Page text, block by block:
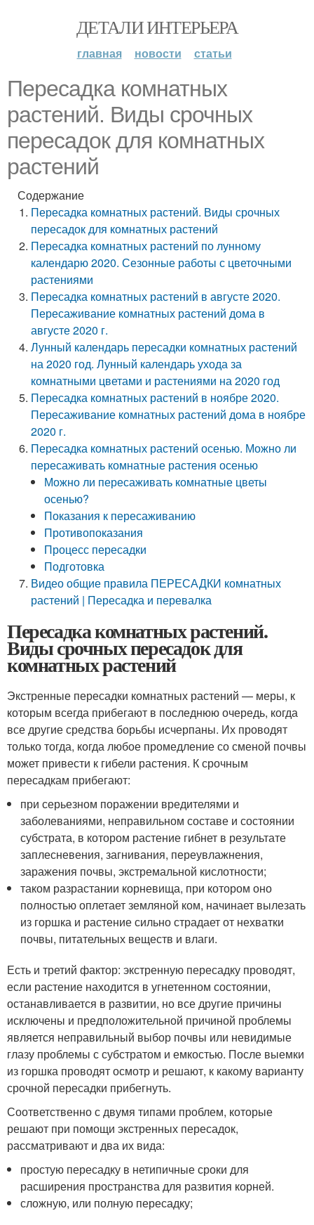
ДЕТАЛИ ИНТЕРЬЕРА
главная новости статьи
Пересадка комнатных
растений. Виды срочных
пересадок для комнатных
растений
Содержание
Пересадка комнатных растений. Виды срочных
пересадок для комнатных растений
Пересадка комнатных растений по лунному
календарю 2020. Сезонные работы с цветочными
растениями
Пересадка комнатных растений в августе 2020.
Пересаживание комнатных растений дома в
августе 2020 г.
Лунный календарь пересадки комнатных растений
на 2020 год. Лунный календарь ухода за
комнатными цветами и растениями на 2020 год
Пересадка комнатных растений в ноябре 2020.
Пересаживание комнатных растений дома в ноябре
2020 г.
Пересадка комнатных растений осенью. Можно ли
пересаживать комнатные растения осенью
Можно ли пересаживать комнатные цветы
осенью?
Показания к пересаживанию
Противопоказания
Процесс пересадки
Подготовка
Видео общие правила ПЕРЕСАДКИ комнатных
растений | Пересадка и перевалка
Пересадка комнатных растений.
Виды срочных пересадок для
комнатных растений
Экстренные пересадки комнатных растений — меры, к
которым всегда прибегают в последнюю очередь, когда
все другие средства борьбы исчерпаны. Их проводят
только тогда, когда любое промедление со сменой почвы
может привести к гибели растения. К срочным
пересадкам прибегают:
при серьезном поражении вредителями и
заболеваниями, неправильном составе и состоянии
субстрата, в котором растение гибнет в результате
заплесневения, загнивания, переувлажнения,
заражения почвы, экстремальной кислотности;
таком разрастании корневища, при котором оно
полностью оплетает земляной ком, начинает вылезать
из горшка и растение сильно страдает от нехватки
почвы, питательных веществ и влаги.
Есть и третий фактор: экстренную пересадку проводят,
если растение находится в угнетенном состоянии,
останавливается в развитии, но все другие причины
исключены и предположительной причиной проблемы
является неправильный выбор почвы или невидимые
глазу проблемы с субстратом и емкостью. После выемки
из горшка проводят осмотр и решают, к какому варианту
срочной пересадки прибегнуть.
Соответственно с двумя типами проблем, которые
решают при помощи экстренных пересадок,
рассматривают и два их вида:
простую пересадку в нетипичные сроки для
расширения пространства для развития корней.
сложную, или полную пересадку;